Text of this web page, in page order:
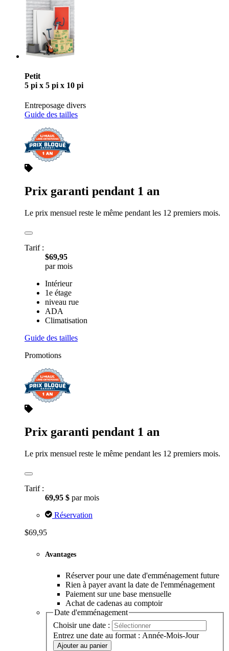
Petit
5 pi x 5 pi x 10 pi
Entreposage divers
Guide des tailles
Prix garanti pendant 1 an
Le prix mensuel reste le même pendant les 12 premiers mois.
Tarif :
$69,95
par mois
Intérieur
1e étage
niveau rue
ADA
Climatisation
Guide des tailles
Promotions
Prix garanti pendant 1 an
Le prix mensuel reste le même pendant les 12 premiers mois.
Tarif :
69,95 $ par mois
Réservation
$69,95
Avantages
Réserver pour une date d'emménagement future
Rien à payer avant la date de l'emménagement
Paiement sur une base mensuelle
Achat de cadenas au comptoir
Date d'emménagement
Choisir une date :
Entrez une date au format : Année-Mois-Jour
Ajouter au panier